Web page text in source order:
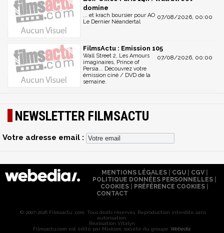
domine
07/08/2026, 00:00
... et krach boursier pour AO
Le Dernier Néandertal
FilmsActu : Emission 105
07/08/2026, 00:00
Wall Street 2, Les Amours
imaginaires, Prince of
Persia... Découvrez votre
émission ciné / DVD de la
semaine.
NEWSLETTER FILMSACTU
Votre adresse email :
MENTIONS LÉGALES| CGU| CGV|
POLITIQUE DONNÉES PERSONNELLES
COOKIES
PRÉFÉRENCE COOKIES
CONTACT
© 2007-2026 Filmsactu .com. Tous droits réservés. Reproduction interdite sans
autorisation.
Réalisation Vitalyn
Filmsactu .com est édité par Mixicom, société du groupe Webedia.